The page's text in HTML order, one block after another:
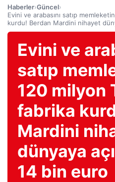
Haberler›Güncel›
Evini ve arabasını satıp
kurdu! Berdan Mardini nihayet
Evini ve
satıp
120 milyon
fabrika
Mardini
dünyaya
14 bin euro